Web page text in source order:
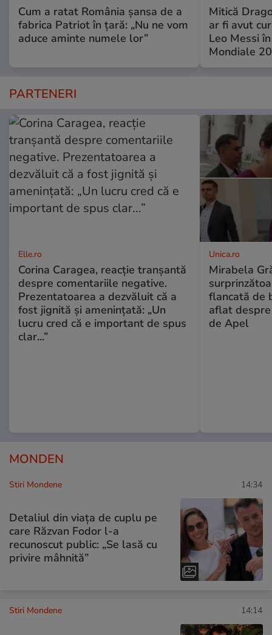
Cum a ratat România șansa de a
fabrica Patriot în țară: „Nu ne vom
aduce aminte numele lor”
Mitică
ar fi avut
Leo Messi
Mondiale
PARTENERI
Elle.ro
Corina Caragea, reacție tranșantă
despre comentariile negative.
Prezentatoarea a dezvăluit că a
fost jignită și amenințată: „Un
lucru cred că e important de spus
clar...”
Unica.ro
Mirabela
flancată de
aflat
de Apel
MONDEN
Stiri Mondene 14:34
Detaliul din viața de cuplu pe
care Răzvan Fodor l-a
recunoscut public: „Se lasă cu
privire mâhnită”
Stiri Mondene 14:14